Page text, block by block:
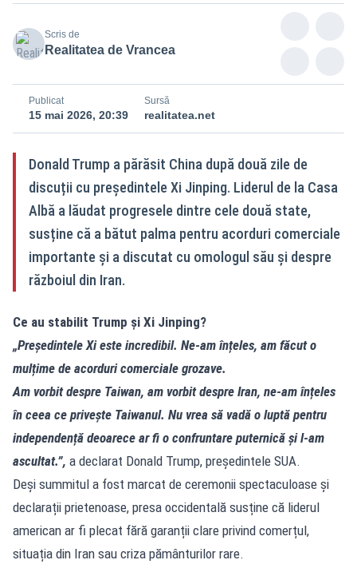
Scris de
Realitatea de Vrancea
Publicat
15 mai 2026, 20:39
Sursă
realitatea.net
Donald Trump a părăsit China după două zile de
discuții cu președintele Xi Jinping. Liderul de la Casa
Albă a lăudat progresele dintre cele două state,
susține că a bătut palma pentru acorduri comerciale
importante și a discutat cu omologul său și despre
războiul din Iran.
Ce au stabilit Trump și Xi Jinping?
„Președintele Xi este incredibil. Ne-am înțeles, am făcut o
mulțime de acorduri comerciale grozave.
Am vorbit despre Taiwan, am vorbit despre Iran, ne-am înțeles
în ceea ce privește Taiwanul. Nu vrea să vadă o luptă pentru
independență deoarece ar fi o confruntare puternică și l-am
ascultat.”, a declarat Donald Trump, președintele SUA.
Deși summitul a fost marcat de ceremonii spectaculoase și
declarații prietenoase, presa occidentală susține că liderul
american ar fi plecat fără garanții clare privind comerțul,
situația din Iran sau criza pământurilor rare.